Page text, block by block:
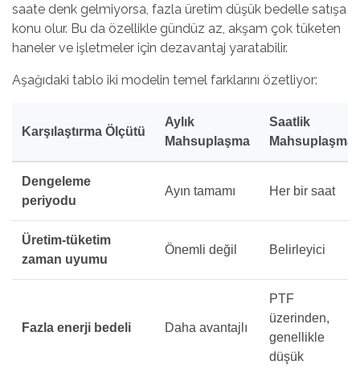
saate denk gelmiyorsa, fazla üretim düşük bedelle satışa
konu olur. Bu da özellikle gündüz az, akşam çok tüketen
haneler ve işletmeler için dezavantaj yaratabilir.
Aşağıdaki tablo iki modelin temel farklarını özetliyor:
Karşılaştırma Ölçütü
Aylık
Mahsuplaşma
Saatlik
Mahsuplaşma
Dengeleme
periyodu
Ayın tamamı Her bir saat
Üretim-tüketim
zaman uyumu
Önemli değil Belirleyici
Fazla enerji bedeli Daha avantajlı
PTF
üzerinden,
genellikle
düşük